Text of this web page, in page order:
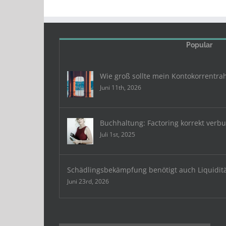
Popular
Wie groß sollte mein
Juni 11th, 2026
Buchhaltung: Factoring korrekt
Juli 1st, 2025
Schädlingsbekämpfung benötigt auch
Juni 23rd, 2026